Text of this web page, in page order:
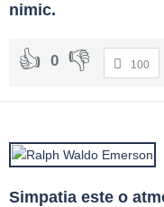
nimic.
0 100
Simpatia este o